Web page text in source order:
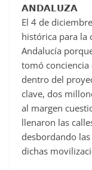
𝗔𝗡𝗗𝗔𝗟𝗨𝗭𝗔
El 4 de
histórica para la
Andalucía
tomó
dentro del
clave, dos
al margen
llenaron las
desbordando
dichas